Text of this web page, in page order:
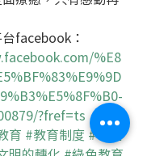
facebook：
%E8
?fref=ts
育 #教育制度 #學生
明的轉化 #綠色教育